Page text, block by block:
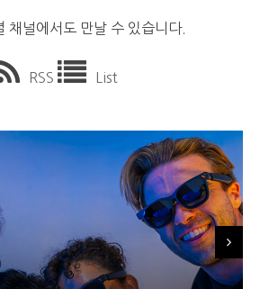
채널에서도 만날 수 있습니다.
RSS List